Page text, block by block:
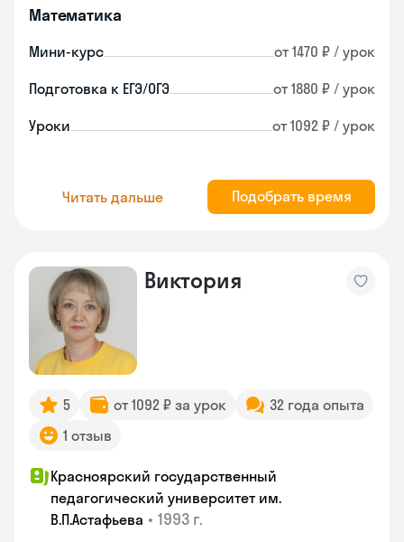
Математика
Мини-курс от 1470 ₽ / урок
Подготовка к ЕГЭ/ОГЭ от 1880 ₽ / урок
Уроки от 1092 ₽ / урок
Читать дальше Подобрать время
Виктория
5 от 1092 ₽ за урок
32 года опыта
1 отзыв
Красноярский государственный
педагогический университет им.
В.П.Астафьева • 1993 г.